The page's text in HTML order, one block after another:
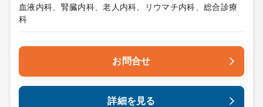
血液内科、腎臓内科、老人内科、リウマチ内科、総合診療
科
お問合せ
詳細を見る